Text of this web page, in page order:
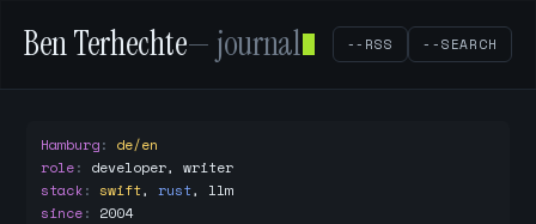
Ben Terhechte— journal --RSS --SEARCH
Hamburg: de/en
role: developer, writer
stack: swift, rust, llm
since: 2004